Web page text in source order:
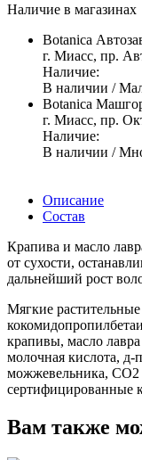
Наличие в магазинах
Botanica
г. Миасс, пр.
Наличие:
В наличии /
Botanica
г. Миасс, пр.
Наличие:
В наличии /
Описание
Состав
Крапива и масло
от сухости,
дальнейший рост
Мягкие
крапивы, масло
молочная кислота,
можжевельника, СО2
сертифицированные
Вам также